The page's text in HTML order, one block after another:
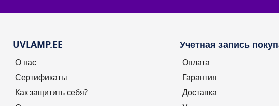
UVLAMP.EE
О нас
Сертификаты
Как защитить себя?
Учетная запись
Оплата
Гарантия
Доставка